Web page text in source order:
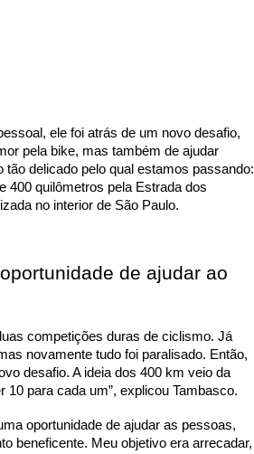
ele foi atrás de um novo desafio,
pela bike, mas também de ajudar
delicado pelo qual estamos passando:
400 quilômetros pela Estrada dos
no interior de São Paulo.
de ajudar ao
competições duras de ciclismo. Já
novamente tudo foi paralisado. Então,
desafio. A ideia dos 400 km veio da
para cada um”, explicou Tambasco.
oportunidade de ajudar as pessoas,
beneficente. Meu objetivo era arrecadar,